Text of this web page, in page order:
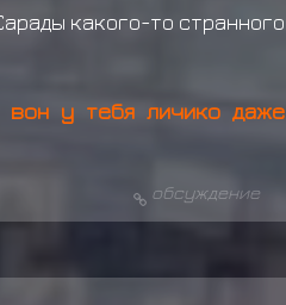
какого-то странного
у тебя личико даже
обсуждение